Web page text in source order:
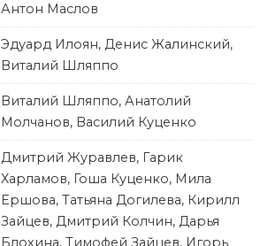
Антон Маслов
Эдуард Илоян, Денис Жалинский,
Виталий Шляппо
Виталий Шляппо, Анатолий
Молчанов, Василий Куценко
Дмитрий Журавлев, Гарик
Харламов, Гоша Куценко, Мила
Ершова, Татьяна Догилева, Кирилл
Зайцев, Дмитрий Колчин, Дарья
Блохина, Тимофей Зайцев, Игорь